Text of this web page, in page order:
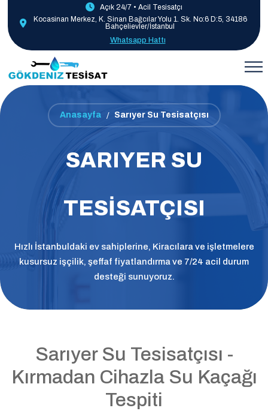
Açık 24/7 • Acil Tesisatçı
Kocasinan Merkez, K. Sinan Bağcılar Yolu 1. Sk. No:6 D:5, 34186
Bahçelievler/İstanbul
Whatsapp Hattı
Anasayfa Sarıyer Su Tesisatçısı
SARIYER SU
TESISATÇISI
Hızlı İstanbuldaki ev sahiplerine, Kiracılara ve işletmelere
kusursuz işçilik, şeffaf fiyatlandırma ve 7/24 acil durum
desteği sunuyoruz.
Sarıyer Su Tesisatçısı -
Kırmadan Cihazla Su Kaçağı
Tespiti